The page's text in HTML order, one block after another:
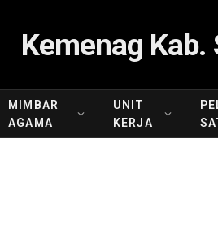
Kemenag Kab.
MIMBAR
AGAMA
UNIT
KERJA